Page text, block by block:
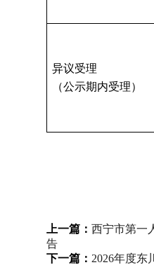
异议受理
（公示期内受理）
上一篇： 西宁市第一
告
下一篇： 2026年度东